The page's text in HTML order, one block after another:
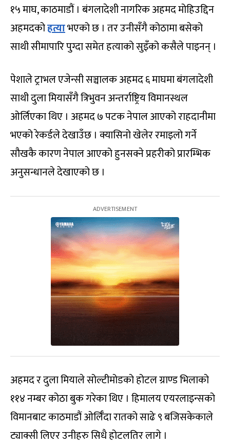
१५ माघ, काठमाडौं । बंगलादेशी नागरिक अहमद मोहिउद्दिन
अहमदकोहत्याभएको छ । तर उनीसँगै कोठामा बसेको
साथी सीमापारि पुग्दा समेत हत्याको सुइँको कसैले पाइनन् ।
पेशाले ट्राभल एजेन्सी सञ्चालक अहमद ६ माघमा बंगलादेशी
साथी दुला मियासँगै त्रिभुवन अन्तर्राष्ट्रिय विमानस्थल
ओर्लिएका थिए । अहमद ७ पटक नेपाल आएको राहदानीमा
भएको रेकर्डले देखाउँछ । क्यासिनो खेलेर रमाइलो गर्ने
सौखकै कारण नेपाल आएको हुनसक्ने प्रहरीको प्रारम्भिक
अनुसन्धानले देखाएको छ ।
अहमद र दुला मियाले सोल्टीमोडको होटल ग्राण्ड भिलाको
११४ नम्बर कोठा बुक गरेका थिए । हिमालय एयरलाइन्सको
विमानबाट काठमाडौं ओर्लिँदा रातको साढे ९ बजिसकेकाले
ट्याक्सी लिएर उनीहरु सिधै होटलतिर लागे ।